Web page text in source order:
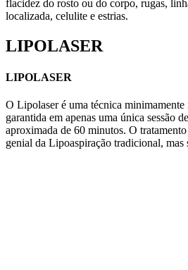
flacidez do rosto ou do corpo, rugas,
localizada, celulite e estrias.
LIPOLASER
LIPOLASER
O Lipolaser é uma técnica
garantida em apenas uma única sessão
aproximada de 60 minutos. O
genial da Lipoaspiração tradicional, mas